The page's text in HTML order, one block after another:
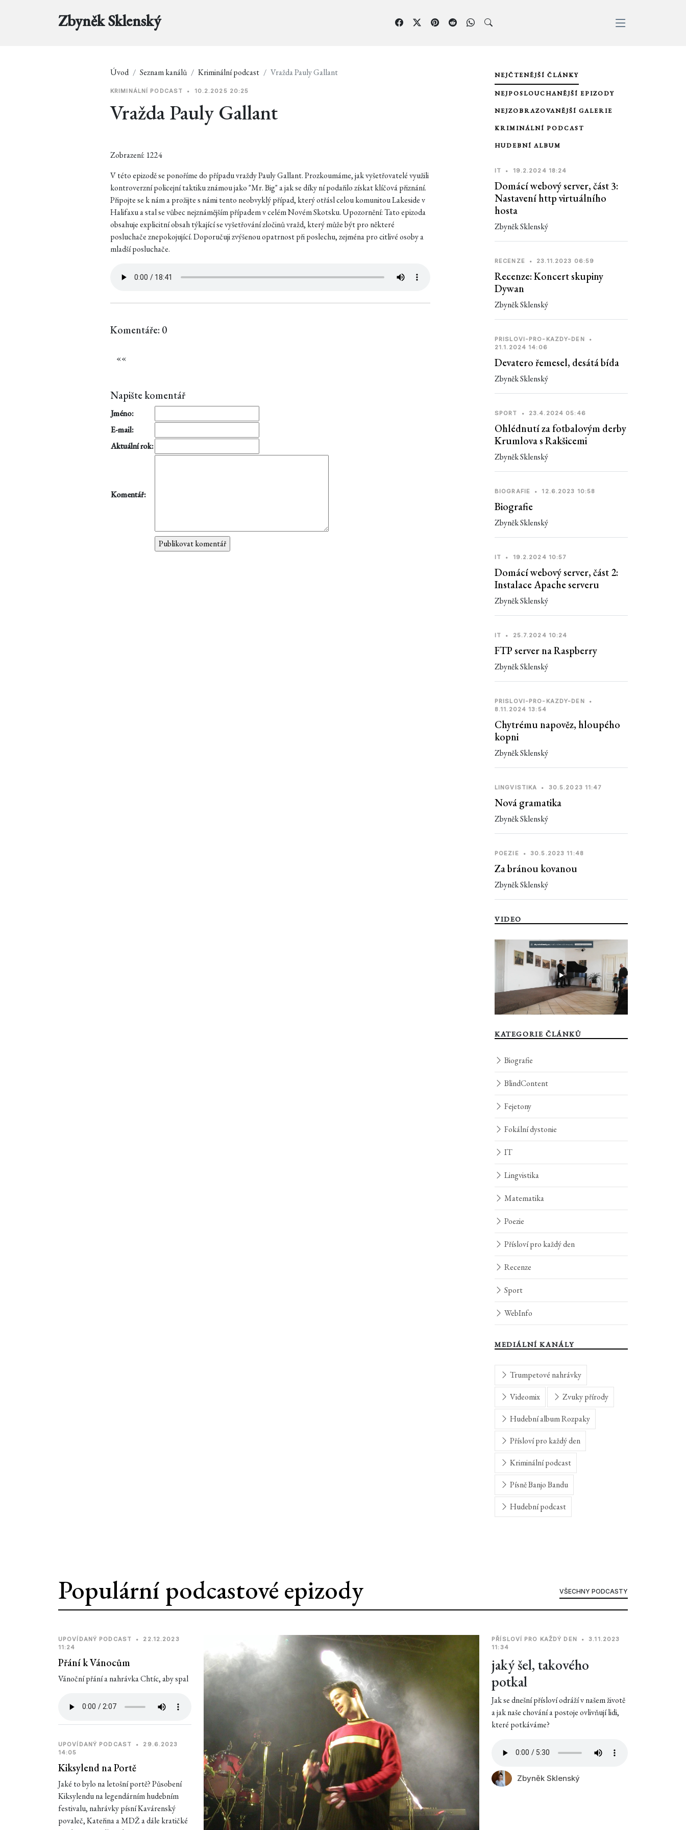
Zbyněk Sklenský
Úvod Seznam kanálů Kriminální podcast Vražda Pauly Gallant
KRIMINÁLNÍ PODCAST • 10.2.2025 20:25
Vražda Pauly Gallant
Zobrazení: 1224
V této epizodě se ponoříme do případu vraždy Pauly Gallant. Prozkoumáme, jak vyšetřovatelé využili
kontroverzní policejní taktiku známou jako "Mr. Big" a jak se díky ní podařilo získat klíčová přiznání.
Připojte se k nám a prožijte s námi tento neobvyklý případ, který otřásl celou komunitou Lakeside v
Halifaxu a stal se vůbec nejznámějším případem v celém Novém Skotsku. Upozornění: Tato epizoda
obsahuje explicitní obsah týkající se vyšetřování zločinů vražd, který může být pro některé
posluchače znepokojující. Doporučuji zvýšenou opatrnost při poslechu, zejména pro citlivé osoby a
mladší posluchače.
Komentáře: 0
««
Napište komentář
Jméno:
E-mail:
Aktuální rok:
Komentář:
NEJČTENĚJŠÍ ČLÁNKY
NEJPOSLOUCHANĚJŠÍ EPIZODY
NEJZOBRAZOVANĚJŠÍ GALERIE
KRIMINÁLNÍ PODCAST
HUDEBNÍ ALBUM
IT • 19.2.2024 18:24
Domácí webový server, část 3:
Nastavení http virtuálního
hosta
Zbyněk Sklenský
RECENZE • 23.11.2023 06:59
Recenze: Koncert skupiny
Dywan
Zbyněk Sklenský
PRISLOVI-PRO-KAZDY-DEN
•
21.1.2024 14:06
Devatero řemesel, desátá bída
Zbyněk Sklenský
SPORT • 23.4.2024 05:46
Ohlédnutí za fotbalovým derby
Krumlova s Rakšicemi
Zbyněk Sklenský
BIOGRAFIE • 12.6.2023 10:58
Biografie
Zbyněk Sklenský
IT • 19.2.2024 10:57
Domácí webový server, část 2:
Instalace Apache serveru
Zbyněk Sklenský
IT • 25.7.2024 10:24
FTP server na Raspberry
Zbyněk Sklenský
PRISLOVI-PRO-KAZDY-DEN
•
8.11.2024 13:54
Chytrému napověz, hloupého
kopni
Zbyněk Sklenský
LINGVISTIKA • 30.5.2023 11:47
Nová gramatika
Zbyněk Sklenský
POEZIE • 30.5.2023 11:48
Za bránou kovanou
Zbyněk Sklenský
VIDEO
KATEGORIE ČLÁNKŮ
Biografie
BlindContent
Fejetony
Fokální dystonie
IT
Lingvistika
Matematika
Poezie
Přísloví pro každý den
Recenze
Sport
WebInfo
MEDIÁLNÍ KANÁLY
Trumpetové nahrávky
Videomix Zvuky přírody
Hudební album Rozpaky
Přísloví pro každý den
Kriminální podcast
Písně Banjo Bandu
Hudební podcast
Populární podcastové epizody VŠECHNY PODCASTY
PŘÍSLOVÍ PRO KAŽDÝ DEN •
3.11.2023
11:34
jaký šel, takového
potkal
Jak se dnešní přísloví odráží v našem životě
a jak naše chování a postoje ovlivňují lidi,
které potkáváme?
Zbyněk Sklenský
UPOVÍDANÝ PODCAST •
22.12.2023
11:24
Přání k Vánocům
Vánoční přání a nahrávka Chtíc, aby spal
UPOVÍDANÝ PODCAST •
29.6.2023
14:05
Kiksylend na Portě
Jaké to bylo na letošní portě? Působení
Kiksylendu na legendárním hudebním
festivalu, nahrávky písní Kavárenský
povaleč, Kateřina a MDŽ a dále kratičké